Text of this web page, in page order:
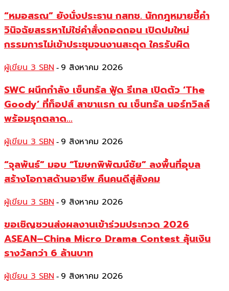
“หมอสรณ” ยังนั่งประธาน กสทช. นักกฎหมายชี้คำ
วินิจฉัยสรรหาไม่ใช่คำสั่งถอดถอน เปิดปมใหม่
กรรมการไม่เข้าประชุมจนงานสะดุด ใครรับผิด
ผู้เขียน 3 SBN - 9 สิงหาคม 2026
SWC ผนึกกำลัง เซ็นทรัล ฟู้ด รีเทล เปิดตัว ‘The
Goody’ ที่ท็อปส์ สาขาแรก ณ เซ็นทรัล นอร์ทวิลล์
พร้อมรุกตลาด...
ผู้เขียน 3 SBN - 9 สิงหาคม 2026
“จุลพันธ์” มอบ “โฆษกพิพัฒน์ชัย” ลงพื้นที่อุบล
สร้างโอกาสด้านอาชีพ คืนคนดีสู่สังคม
ผู้เขียน 3 SBN - 9 สิงหาคม 2026
ขอเชิญชวนส่งผลงานเข้าร่วมประกวด 2026
ASEAN–China Micro Drama Contest ลุ้นเงิน
รางวัลกว่า 6 ล้านบาท
ผู้เขียน 3 SBN - 9 สิงหาคม 2026